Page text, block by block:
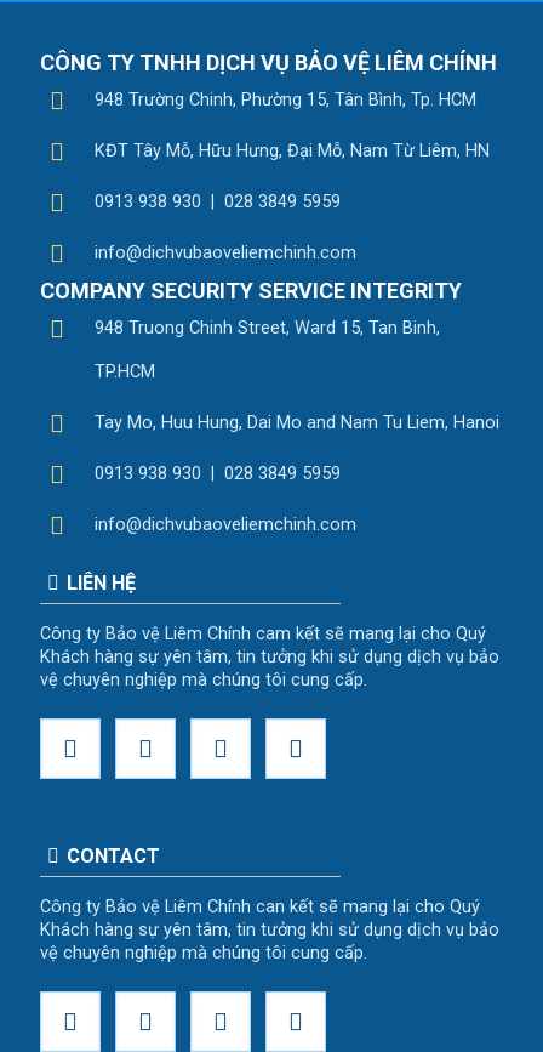
CÔNG TY TNHH DỊCH VỤ BẢO VỆ LIÊM CHÍNH
948 Trường Chinh, Phường 15, Tân Bình, Tp. HCM
KĐT Tây Mỗ, Hữu Hưng, Đại Mỗ, Nam Từ Liêm, HN
0913 938 930 | 028 3849 5959
info@dichvubaoveliemchinh.com
COMPANY SECURITY SERVICE INTEGRITY
948 Truong Chinh Street, Ward 15, Tan Binh,
TP.HCM
Tay Mo, Huu Hung, Dai Mo and Nam Tu Liem, Hanoi
0913 938 930 | 028 3849 5959
info@dichvubaoveliemchinh.com
LIÊN HỆ
Công ty Bảo vệ Liêm Chính cam kết sẽ mang lại cho Quý
Khách hàng sự yên tâm, tin tưởng khi sử dụng dịch vụ bảo
vệ chuyên nghiệp mà chúng tôi cung cấp.
CONTACT
Công ty Bảo vệ Liêm Chính can kết sẽ mang lại cho Quý
Khách hàng sự yên tâm, tin tưởng khi sử dụng dịch vụ bảo
vệ chuyên nghiệp mà chúng tôi cung cấp.